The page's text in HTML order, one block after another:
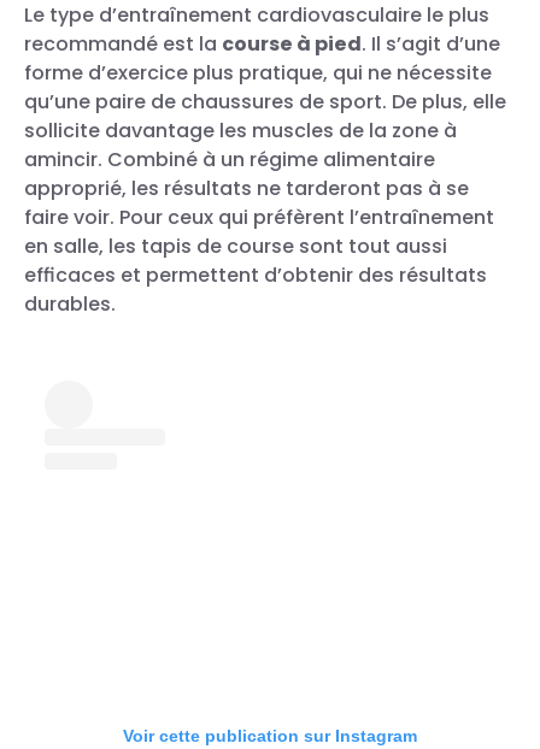
Le type d’entraînement cardiovasculaire le plus
recommandé est la course à pied. Il s’agit d’une
forme d’exercice plus pratique, qui ne nécessite
qu’une paire de chaussures de sport. De plus, elle
sollicite davantage les muscles de la zone à
amincir. Combiné à un régime alimentaire
approprié, les résultats ne tarderont pas à se
faire voir. Pour ceux qui préfèrent l’entraînement
en salle, les tapis de course sont tout aussi
efficaces et permettent d’obtenir des résultats
durables.
Voir cette publication sur Instagram